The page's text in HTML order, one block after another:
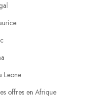
Leone
offres en Afrique